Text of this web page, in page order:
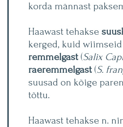
korda männast
Haawast tehakse
kerged, kuid
remmelgast (Salix
raeremmelgast (S.
suusad on kõige
tõttu.
Haawast tehakse n.